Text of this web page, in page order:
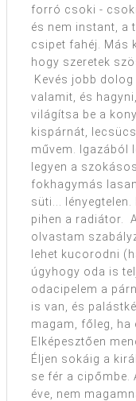
forró csoki -
és nem instant, a
csipet fahéj. Más
hogy szeretek
Kevés jobb
valamit, és
világítsa be a
kispárnát,
művem. Igazából
legyen a
fokhagymás
süti...
pihen a radiátor.
olvastam
lehet kucorodni
úgyhogy oda is
odacipelem a
is van, és
magam, főleg, ha
Elképesztően
Éljen sokáig a
se fér a cipőmbe.
éve, nem